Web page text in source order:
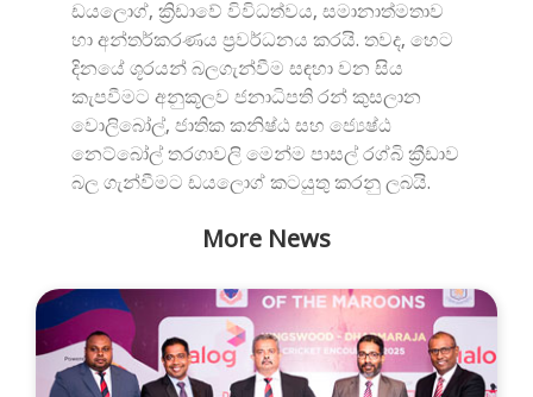
ඩය‌ලොග්, ක්‍රිඩාවේ විවිධත්වය, සමානාත්මතාව
හා අන්තර්කරණය ප්‍රවර්ධනය කරයි. තවද, හෙට
දිනයේ ශූරයන් බලගැන්වීම සඳහා වන සිය
කැපවීමට අනුකූලව ජනාධිපති රන් කුසලාන
වොලිබෝල්, ජාතික කනිෂ්ඨ සහ ජ්‍යෙෂ්ඨ
නෙට්බෝල් තරගාවලි මෙන්ම පාසල් රග්බි ක්‍රීඩාව
බල ගැන්වීමට ඩයලොග් කටයුතු කරනු ලබයි.
More News